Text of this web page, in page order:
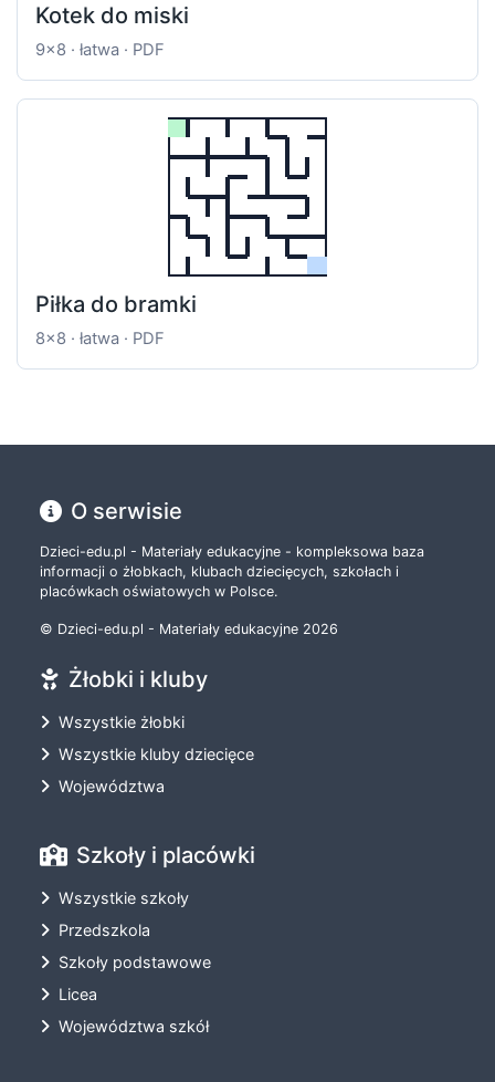
Kotek do miski
9x8 · łatwa · PDF
Piłka do bramki
8x8 · łatwa · PDF
O serwisie
Dzieci-edu.pl - Materiały edukacyjne - kompleksowa baza
informacji o żłobkach, klubach dziecięcych, szkołach i
placówkach oświatowych w Polsce.
© Dzieci-edu.pl - Materiały edukacyjne 2026
Żłobki i kluby
Wszystkie żłobki
Wszystkie kluby dziecięce
Województwa
Szkoły i placówki
Wszystkie szkoły
Przedszkola
Szkoły podstawowe
Licea
Województwa szkół